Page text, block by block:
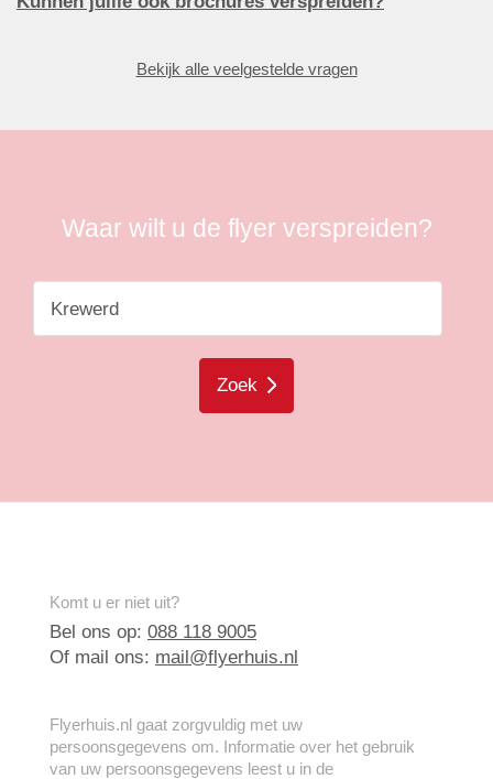
Bekijk alle veelgestelde vragen
Waar wilt u de flyer verspreiden?
Zoek
Komt u er niet uit?
Bel ons op: 088 118 9005
Of mail ons: mail@flyerhuis.nl
Flyerhuis.nl gaat zorgvuldig met uw
persoonsgegevens om. Informatie over het gebruik
van uw persoonsgegevens leest u in de